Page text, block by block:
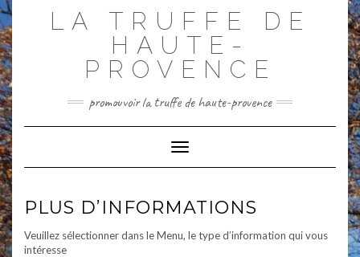
Skip
to
content
LA TRUFFE DE
HAUTE-
PROVENCE
promouvoir la truffe de haute-provence
Toggle Navigation
PLUS D’INFORMATIONS
Veuillez sélectionner dans le Menu, le type d’information qui vous
intéresse